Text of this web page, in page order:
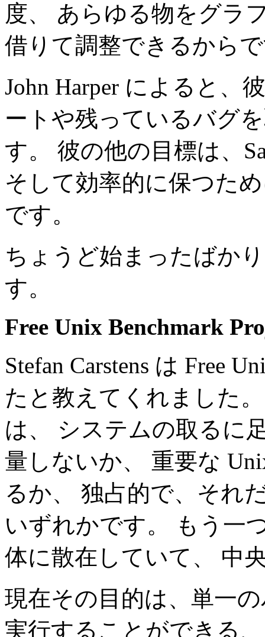
度、 あらゆる物をグラ
借りて調整できるから
John Harper によると、
ートや残っているバグ
す。 彼の他の目標は、
そして効率的に保つた
です。
ちょうど始まったばか
す。
Free Unix Benchmark
Stefan Carstens は Free
たと教えてくれました
は、 システムの取るに
量しないか、 重要な
るか、 独占的で、それ
いずれかです。 もう一
体に散在していて、 中
現在その目的は、単一
実行することができる